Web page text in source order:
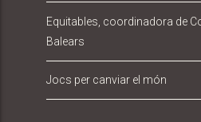
Equitables, coordinadora de
Balears
Jocs per canviar el món